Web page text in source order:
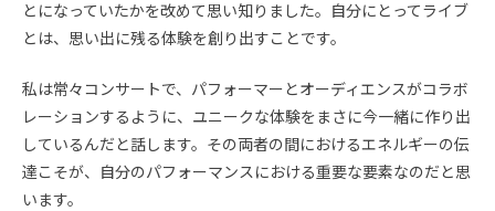
とになっていたかを改めて思い知りました。自分にとってライブ
とは、思い出に残る体験を創り出すことです。
私は常々コンサートで、パフォーマーとオーディエンスがコラボ
レーションするように、ユニークな体験をまさに今一緒に作り出
しているんだと話します。その両者の間におけるエネルギーの伝
達こそが、自分のパフォーマンスにおける重要な要素なのだと思
います。